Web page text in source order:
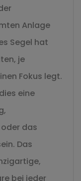
Anlage
Segel hat
je
Fokus legt.
eine
das
Das
bei jeder